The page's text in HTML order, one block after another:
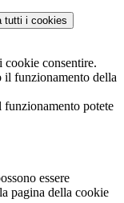
tutti i cookies
cookie consentire.
il funzionamento della
funzionamento potete
essere
pagina della cookie